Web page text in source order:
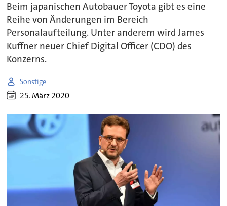
Beim japanischen Autobauer Toyota gibt es eine
Reihe von Änderungen im Bereich
Personalaufteilung. Unter anderem wird James
Kuffner neuer Chief Digital Officer (CDO) des
Konzerns.
Sonstige
25. März 2020